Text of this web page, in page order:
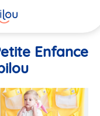
Enfance